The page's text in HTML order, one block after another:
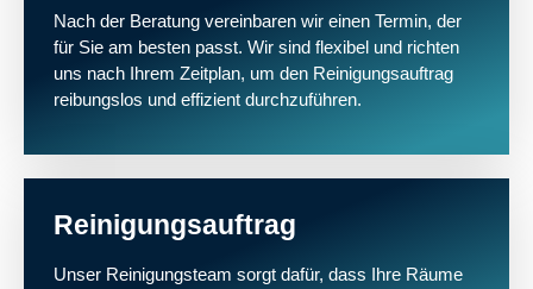
Nach der Beratung vereinbaren wir einen Termin, der
für Sie am besten passt. Wir sind flexibel und richten
uns nach Ihrem Zeitplan, um den Reinigungsauftrag
reibungslos und effizient durchzuführen.
Reinigungsauftrag
Unser Reinigungsteam sorgt dafür, dass Ihre Räume